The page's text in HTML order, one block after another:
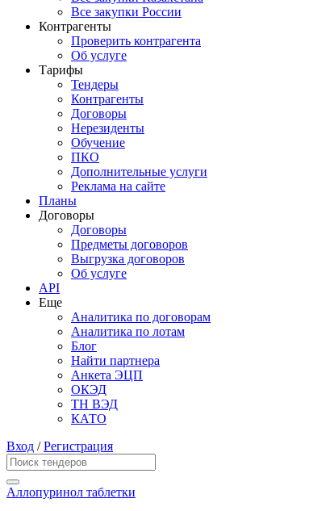
Все закупки России
Контрагенты
Проверить контрагента
Об услуге
Тарифы
Тендеры
Контрагенты
Договоры
Нерезиденты
Обучение
ПКО
Дополнительные услуги
Реклама на сайте
Планы
Договоры
Договоры
Предметы договоров
Выгрузка договоров
Об услуге
API
Еще
Аналитика по договорам
Аналитика по лотам
Блог
Найти партнера
Анкета ЭЦП
ОКЭД
ТН ВЭД
КАТО
Вход /Регистрация
Аллопуринол таблетки